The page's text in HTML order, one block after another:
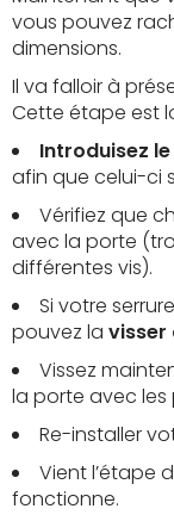
vous pouvez
dimensions.
Il va falloir à
Cette étape est
Introduisez
afin que celui-ci
Vérifiez que
avec la porte
différentes vis).
Si votre
pouvez la visser
Vissez
la porte avec les
Re-installer
Vient l’étape
fonctionne.